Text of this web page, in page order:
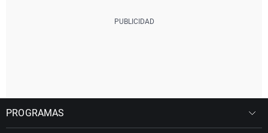
PROGRAMAS